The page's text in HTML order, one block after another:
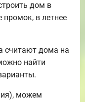
дом в
промок, в летнее
считают дома на
найти
можем